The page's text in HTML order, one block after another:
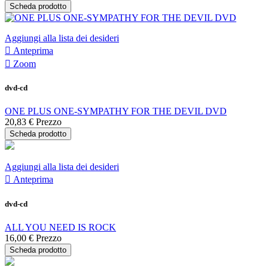
Scheda prodotto
Aggiungi alla lista dei desideri
 Anteprima
 Zoom
dvd-cd
ONE PLUS ONE-SYMPATHY FOR THE DEVIL DVD
20,83 € Prezzo
Scheda prodotto
Aggiungi alla lista dei desideri
 Anteprima
dvd-cd
ALL YOU NEED IS ROCK
16,00 € Prezzo
Scheda prodotto